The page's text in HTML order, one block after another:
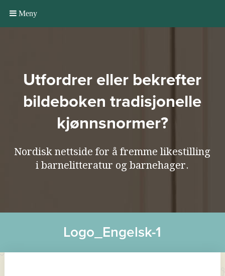
Meny
Utfordrer eller bekrefter
bildeboken tradisjonelle
kjønnsnormer?
Nordisk nettside for å fremme likestilling
i barnelitteratur og barnehager.
Logo_Engelsk-1